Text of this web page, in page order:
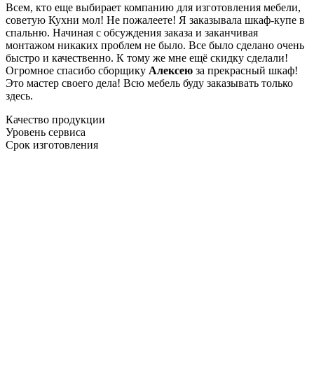
Всем, кто еще выбирает компанию для изготовления мебели,
советую Кухни мол! Не пожалеете! Я заказывала шкаф-купе в
спальню. Начиная с обсуждения заказа и заканчивая
монтажом никаких проблем не было. Все было сделано очень
быстро и качественно. К тому же мне ещё скидку сделали!
Огромное спасибо сборщику Алексею за прекрасный шкаф!
Это мастер своего дела! Всю мебель буду заказывать только
здесь.
Качество продукции
Уровень сервиса
Срок изготовления